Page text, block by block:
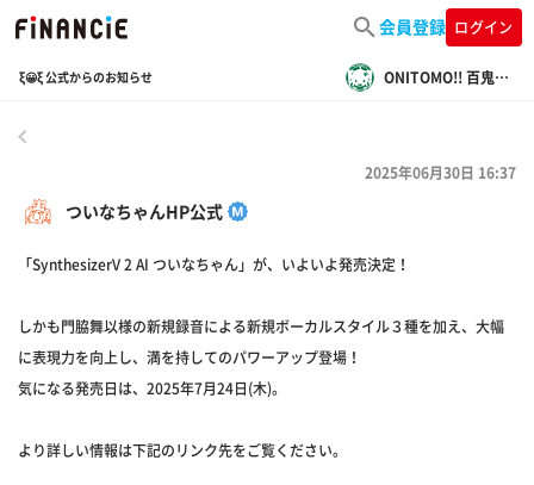
会員登録 ログイン
ξ😀ξ 公式からのお知らせ ONITOMO!! 百鬼夜行情報局
ついなちゃんHP公式
2025年06月30日 16:37
「SynthesizerV 2 AI ついなちゃん」が、いよいよ発売決定！
しかも門脇舞以様の新規録音による新規ボーカルスタイル３種を加え、大幅
に表現力を向上し、満を持してのパワーアップ登場！
気になる発売日は、2025年7月24日(木)。
より詳しい情報は下記のリンク先をご覧ください。